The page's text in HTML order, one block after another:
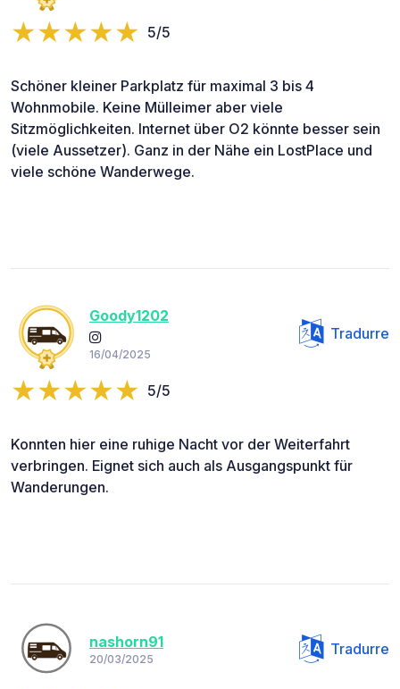
5/5
Schöner kleiner Parkplatz für maximal 3 bis 4
Wohnmobile. Keine Mülleimer aber viele
Sitzmöglichkeiten. Internet über O2 könnte besser sein
(viele Aussetzer). Ganz in der Nähe ein LostPlace und
viele schöne Wanderwege.
Goody1202
16/04/2025
Tradurre
5/5
Konnten hier eine ruhige Nacht vor der Weiterfahrt
verbringen. Eignet sich auch als Ausgangspunkt für
Wanderungen.
nashorn91
20/03/2025
Tradurre